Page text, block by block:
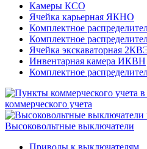
Камеры КСО
Ячейка карьерная ЯКНО
Комплектное
Комплектное
Ячейка экскаваторная
Инвентарная камера ИКВН
Комплектное
коммерческого учета
Высоковольтные выключатели
Приводы к выключателям